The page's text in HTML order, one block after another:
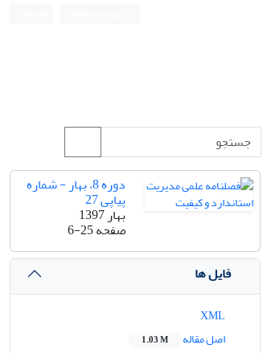
دوره 8، بهار - شماره
پیاپی 27
بهار 1397
صفحه6-25
فایل ها
اصل مقاله
1.03 M